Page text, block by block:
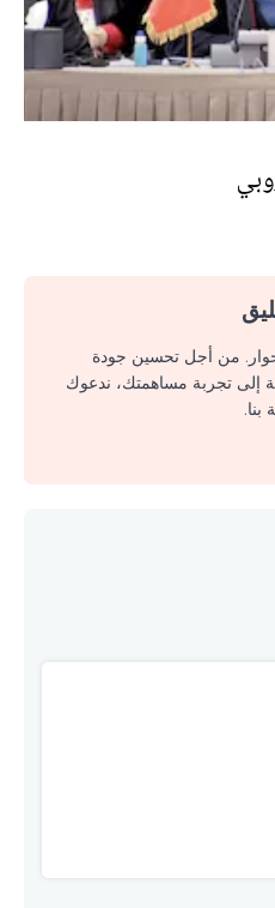
من أجل تحسين جودة
إلى تجربة مساهمتك، ندعوك